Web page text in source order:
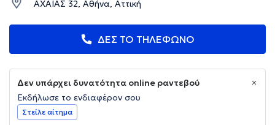
ΑΧΑΙΑΣ 32, Αθήνα, Αττική
ΔΕΣ ΤΟ ΤΗΛΕΦΩΝΟ
Δεν υπάρχει δυνατότητα online ραντεβού
Εκδήλωσε το ενδιαφέρον σου
Στείλε αίτημα